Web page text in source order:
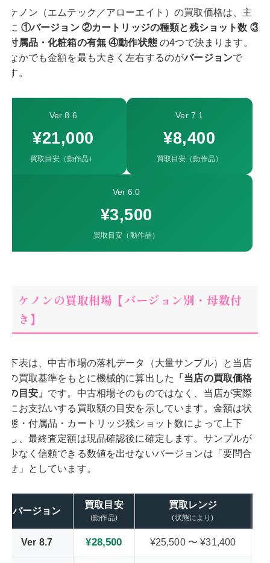
ケノン（エムテック／アローエイト）の買取価格は、主
に ①バージョン ②カートリッジの種類と残ショット数 ③
付属品・化粧箱の有無 ④動作状態の4つで決まります。
なかでも金額を最も大きく左右するのがバージョンで
す。
Ver 8.6
¥21,000
買取目安（動作品）
Ver 7.1
¥8,400
買取目安（動作品）
Ver 6.0
¥3,500
買取目安（動作品）
ケノンの買取相場【バージョン別・母数付
き】
下表は、中古市場の落札データ（大量サンプル）と当店
の買取基準をもとに機械的に算出した
「当店の買取価格
の目安」 です。中古相場そのものではなく、当店が実際
にお支払いする買取額の目安を示しています。金額は状
態・付属品・カートリッジ残ショット数によって上下
し、最終査定額は現品確認後に確定します。サンプルが
少なく信頼できる数値を出せないバージョンは「要問合
せ」としています。
バージョン
買取目安
(動作品)
買取レンジ
(状態により)
Ver 8.7 ¥28,500 ¥25,500 〜 ¥31,400